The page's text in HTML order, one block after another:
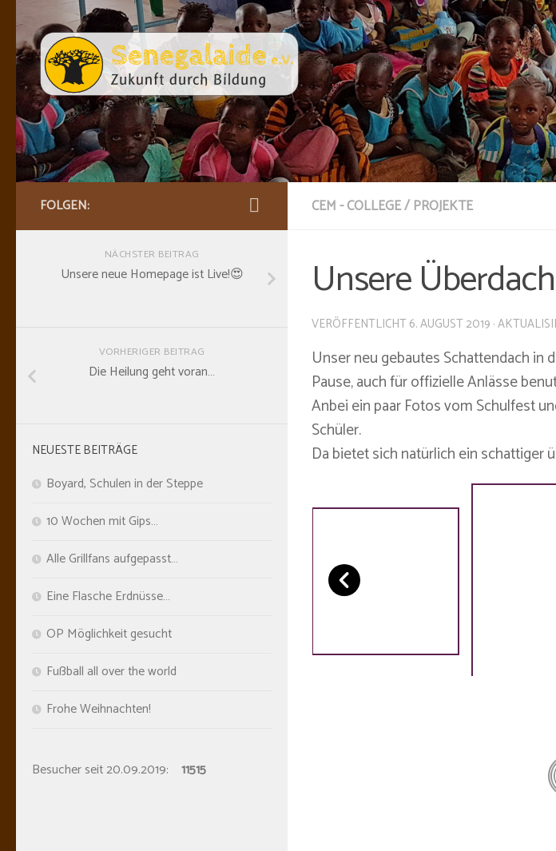
Skip to content
CEM - COLLEGE/ PROJEKTE
Unsere
VERÖFFENTLICHT6. AUGUST 2019 ·
Unser neu gebautes Schattendach in
Pause, auch für offizielle Anlässe
Anbei ein paar Fotos vom Schulfest
Schüler.
Da bietet sich natürlich ein schattiger
FOLGEN:
NÄCHSTER BEITRAG
Unsere neue Homepage ist Live!😍
VORHERIGER BEITRAG
Die Heilung geht voran…
NEUESTE BEITRÄGE
Boyard, Schulen in der Steppe
10 Wochen mit Gips…
Alle Grillfans aufgepasst…
Eine Flasche Erdnüsse…
OP Möglichkeit gesucht
Fußball all over the world
Frohe Weihnachten!
Besucher seit 20.09.2019: 11515